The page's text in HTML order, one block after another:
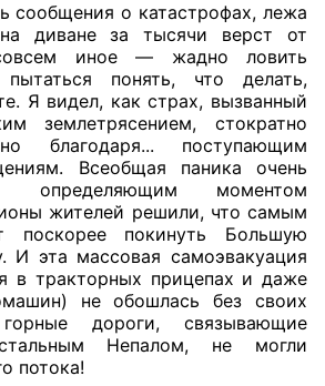
сообщения о катастрофах, лежа
диване за тысячи верст от
иное — жадно ловить
понять, что делать,
Я видел, как страх, вызванный
землетрясением, стократно
благодаря... поступающим
Всеобщая паника очень
определяющим моментом
жителей решили, что самым
поскорее покинуть Большую
И эта массовая самоэвакуация
в тракторных прицепах и даже
не обошлась без своих
дороги, связывающие
Непалом, не могли
потока!